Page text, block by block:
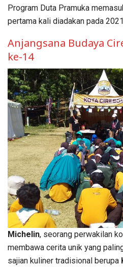
Program Duta Pramuka
pertama kali diadakan pada
Anjangsana Budaya
ke-14
Michelin, seorang perwakilan
membawa cerita unik yang
sajian kuliner tradisional berupa